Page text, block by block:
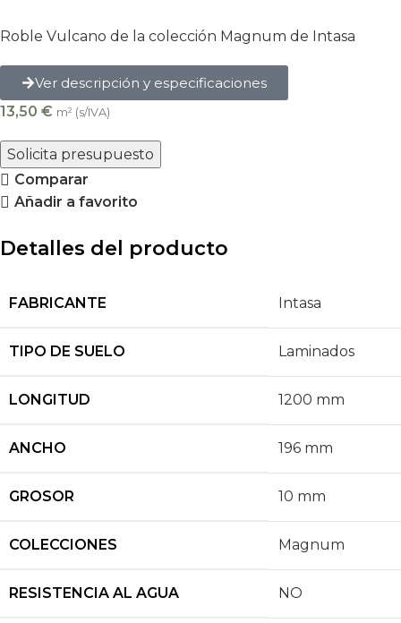
Roble Vulcano de la colección Magnum de Intasa
Ver descripción y especificaciones
13,50 € m² (s/IVA)
Solicita presupuesto
Comparar
Añadir a favorito
Detalles del producto
FABRICANTE Intasa
TIPO DE SUELO Laminados
LONGITUD 1200 mm
ANCHO 196 mm
GROSOR 10 mm
COLECCIONES Magnum
RESISTENCIA AL AGUA NO